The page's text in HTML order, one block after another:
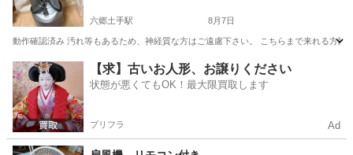
六郷土手駅 8月7日
動作確認済み 汚れ等もあるため、神経質な方はご遠慮下さい。 こちらまで来れる方限
神奈川 六郷土手駅 季節、空調家電 ダイソン
【求】古いお人形、お譲りください
状態が悪くてもOK！最大限買取します
プリフラ Ad